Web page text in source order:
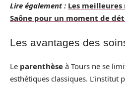
Lire également : Les meilleures
Saône pour un moment de
Les avantages des
Le parenthèse à Tours ne se
esthétiques classiques. L’institut